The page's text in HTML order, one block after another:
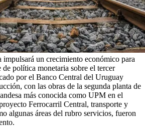
un crecimiento económico para
política monetaria sobre el tercer
por el Banco Central del Uruguay
con las obras de la segunda planta de
más conocida como UPM en el
Ferrocarril Central, transporte y
algunas áreas del rubro servicios, fueron